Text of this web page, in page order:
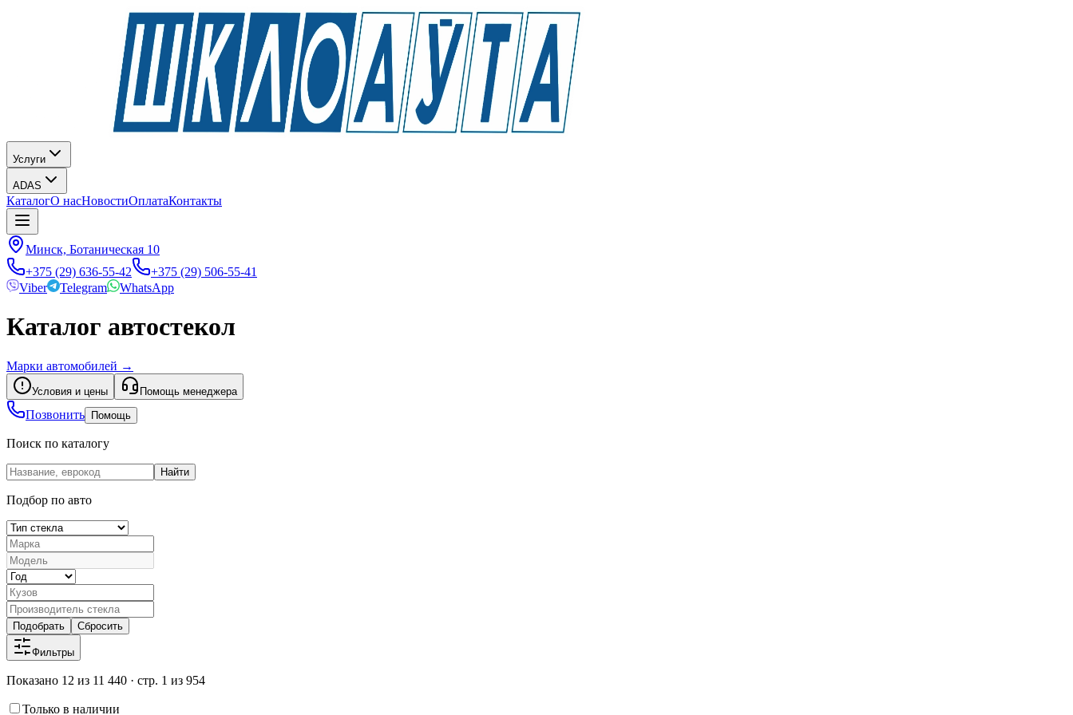
Услуги
ADAS
КаталогО насНовостиОплатаКонтакты
Минск, Ботаническая 10
+375 (29) 636-55-42
+375 (29) 506-55-41
Viber
Telegram WhatsApp
Каталог автостекол
Марки автомобилей →
Условия и цены Помощь менеджера
Позвонить Помощь
Поиск по каталогу
Найти
Подбор по авто
Подобрать Сбросить
Фильтры
Показано 12 из 11 440 · стр. 1 из 954
Только в наличии